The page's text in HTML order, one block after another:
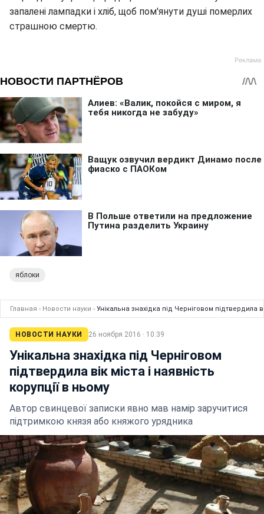
запалені лампадки і хліб, щоб пом'янути душі померлих
страшною смертю.
яблоки
Главная › Новости науки › Унікальна знахідка під Черніговом підтвердила
НОВОСТИ НАУКИ 26 ноября 2016 · 10:39
Унікальна знахідка під Черніговом
підтвердила вік міста і наявність
корупції в ньому
Автор свинцевої записки явно мав намір заручитися
підтримкою князя або княжого урядника